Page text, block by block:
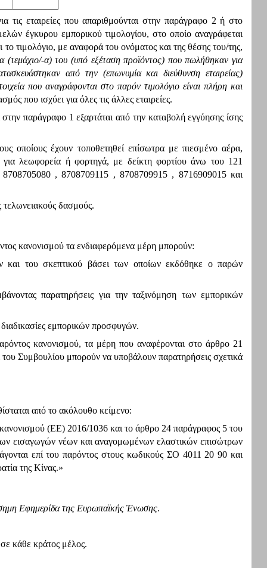
εταιρείες που απαριθμούνται στην παράγραφο 2 ή στο
έγκυρου εμπορικού τιμολογίου, στο οποίο αναγράφεται
τιμολόγιο, με αναφορά του ονόματος και της θέσης του/της,
α) του (υπό εξέταση προϊόντος) που πωλήθηκαν για
από την (επωνυμία και διεύθυνση εταιρείας)
που αναγράφονται στο παρόν τιμολόγιο είναι πλήρη και
που ισχύει για όλες τις άλλες εταιρείες.
παράγραφο 1 εξαρτάται από την καταβολή εγγύησης ίσης
οποίους έχουν τοποθετηθεί επίσωτρα με πιεσμένο αέρα,
λεωφορεία ή φορτηγά, με δείκτη φορτίου άνω του 121
, 8708709115 , 8708709915 , 8716909015 και
τελωνειακούς δασμούς.
κανονισμού τα ενδιαφερόμενα μέρη μπορούν:
και του σκεπτικού βάσει των οποίων εκδόθηκε ο παρών
παρατηρήσεις για την ταξινόμηση των εμπορικών
εμπορικών προσφυγών.
κανονισμού, τα μέρη που αναφέρονται στο άρθρο 21
Συμβουλίου μπορούν να υποβάλουν παρατηρήσεις σχετικά
από το ακόλουθο κείμενο:
(ΕΕ) 2016/1036 και το άρθρο 24 παράγραφος 5 του
εισαγωγών νέων και αναγομωμένων ελαστικών επισώτρων
επί του παρόντος στους κωδικούς ΣΟ 4011 20 90 και
της Κίνας.»
Εφημερίδα της Ευρωπαϊκής Ένωσης.
κάθε κράτος μέλος.